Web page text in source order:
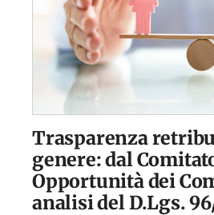
Trasparenza
genere: dal
Opportunità dei
analisi del D.Lgs.